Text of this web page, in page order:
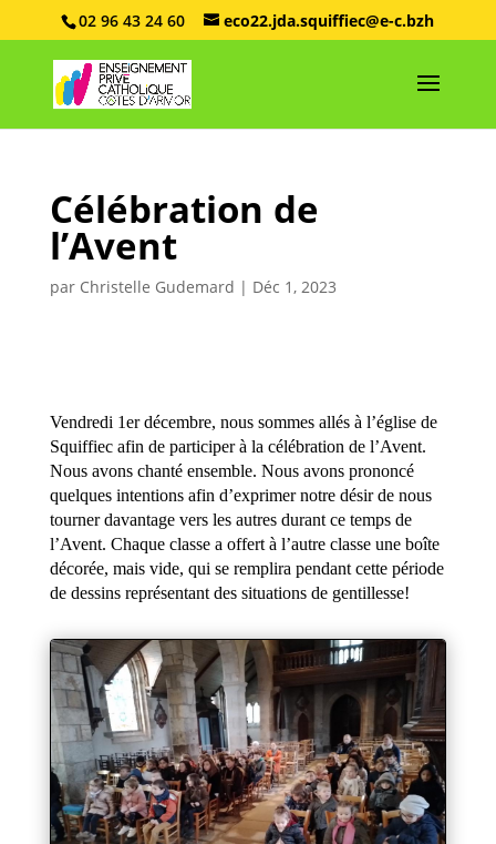
02 96 43 24 60 eco22.jda.squiffiec@e-c.bzh
Célébration de
l’Avent
par Christelle Gudemard | Déc 1, 2023
Vendredi 1er décembre, nous sommes allés à l’église de
Squiffiec afin de participer à la célébration de l’Avent.
Nous avons chanté ensemble. Nous avons prononcé
quelques intentions afin d’exprimer notre désir de nous
tourner davantage vers les autres durant ce temps de
l’Avent. Chaque classe a offert à l’autre classe une boîte
décorée, mais vide, qui se remplira pendant cette période
de dessins représentant des situations de gentillesse!